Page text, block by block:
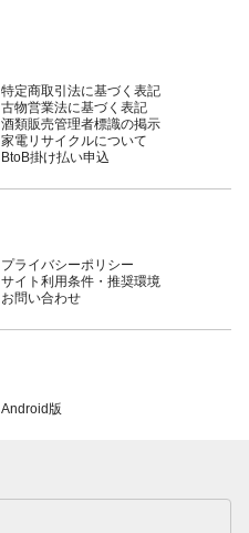
特定商取引法に基づく表記
古物営業法に基づく表記
酒類販売管理者標識の掲示
家電リサイクルについて
BtoB掛け払い申込
プライバシーポリシー
サイト利用条件・推奨環境
お問い合わせ
Android版